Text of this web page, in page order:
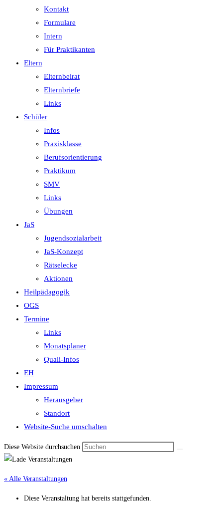
Kontakt
Formulare
Intern
Für Praktikanten
Eltern
Elternbeirat
Elternbriefe
Links
Schüler
Infos
Praxisklasse
Berufsorientierung
Praktikum
SMV
Links
Übungen
JaS
Jugendsozialarbeit
JaS-Konzept
Rätselecke
Aktionen
Heilpädagogik
OGS
Termine
Links
Monatsplaner
Quali-Infos
EH
Impressum
Herausgeber
Standort
Website-Suche umschalten
Diese Website durchsuchen
« Alle Veranstaltungen
Diese Veranstaltung hat bereits stattgefunden.